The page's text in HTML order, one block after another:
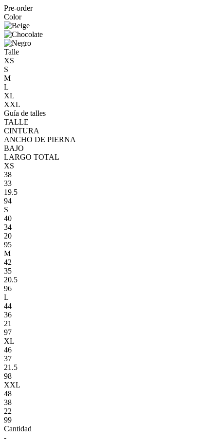
Pre-order
Color
Talle
XS
S
M
L
XL
XXL
Guía de talles
TALLE
CINTURA
ANCHO DE PIERNA
BAJO
LARGO TOTAL
XS
38
33
19.5
94
S
40
34
20
95
M
42
35
20.5
96
L
44
36
21
97
XL
46
37
21.5
98
XXL
48
38
22
99
Cantidad
-